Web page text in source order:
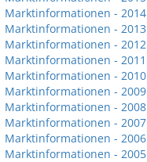
Marktinformationen - 2014
Marktinformationen - 2013
Marktinformationen - 2012
Marktinformationen - 2011
Marktinformationen - 2010
Marktinformationen - 2009
Marktinformationen - 2008
Marktinformationen - 2007
Marktinformationen - 2006
Marktinformationen - 2005